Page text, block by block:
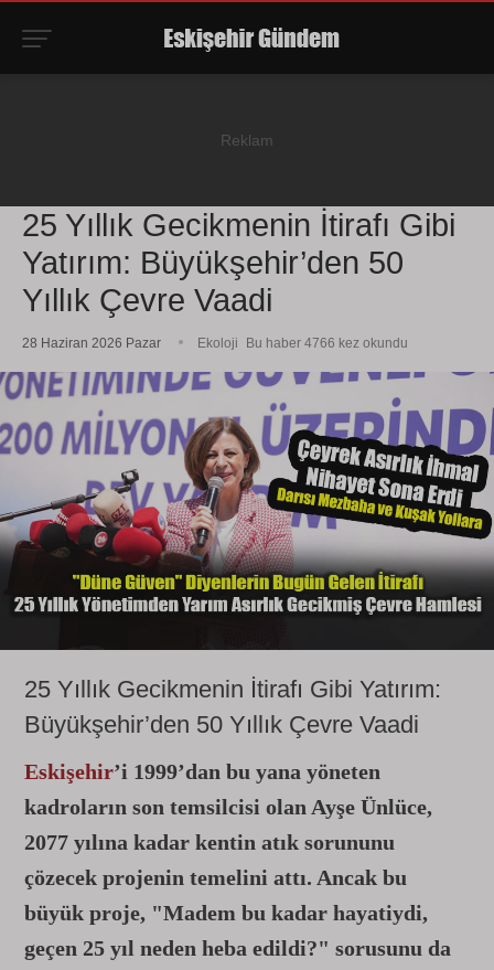
25 Yıllık Gecikmenin İtirafı Gibi
Yatırım: Büyükşehir’den 50
Yıllık Çevre Vaadi
28 Haziran 2026 Pazar Ekoloji Bu haber 4766 kez okundu
25 Yıllık Gecikmenin İtirafı Gibi Yatırım:
Büyükşehir’den 50 Yıllık Çevre Vaadi
Eskişehir’i 1999’dan bu yana yöneten
kadroların son temsilcisi olan Ayşe Ünlüce,
2077 yılına kadar kentin atık sorununu
çözecek projenin temelini attı. Ancak bu
büyük proje, "Madem bu kadar hayatiydi,
geçen 25 yıl neden heba edildi?" sorusunu da